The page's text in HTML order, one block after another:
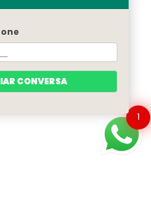
1
CONVERSA